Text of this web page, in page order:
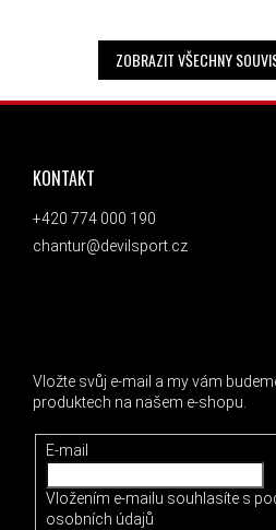
ZOBRAZIT VŠECHNY
ZÁPATÍ
KONTAKT
+420 774 000 190
chantur@devilsport.cz
Vložte svůj e-mail a my vám
produktech na našem e-shopu.
E-mail
Vložením e-mailu souhlasíte s
osobních údajů